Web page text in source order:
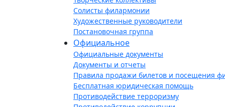
Солисты филармонии
Художественные руководители
Постановочная группа
Официальное
Официальные документы
Документы и отчеты
Правила продажи билетов и посещения
Бесплатная юридическая помощь
Противодействие терроризму